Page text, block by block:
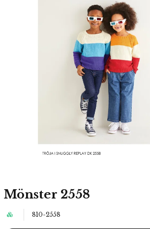
Mönster 2558
810-2558